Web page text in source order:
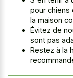
pour chiens
la maison
Évitez de
sont pas
Restez à la